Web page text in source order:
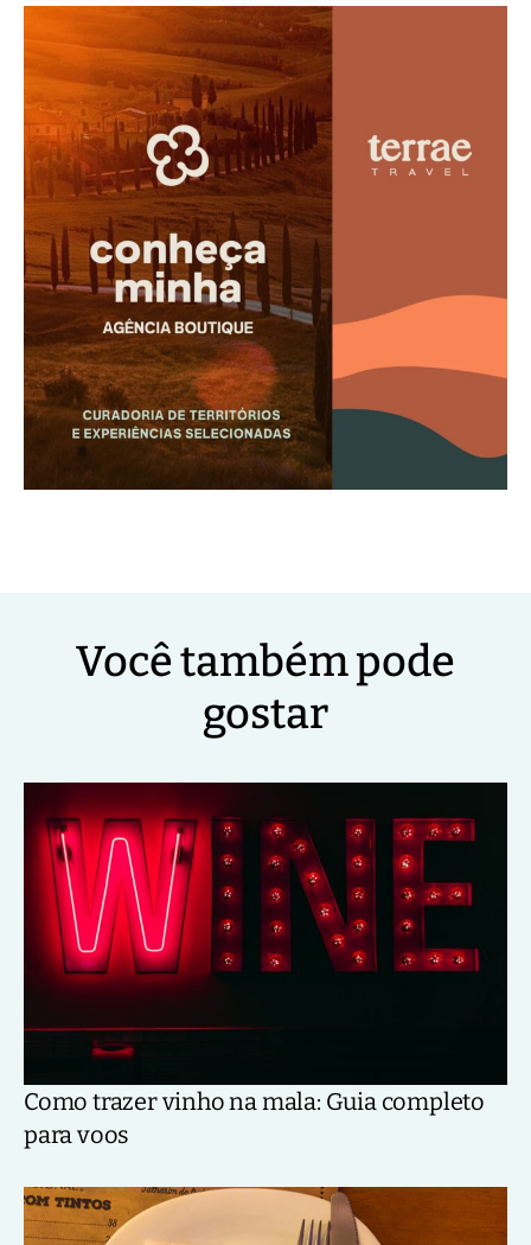
Você também pode
gostar
Como trazer vinho na mala: Guia completo
para voos